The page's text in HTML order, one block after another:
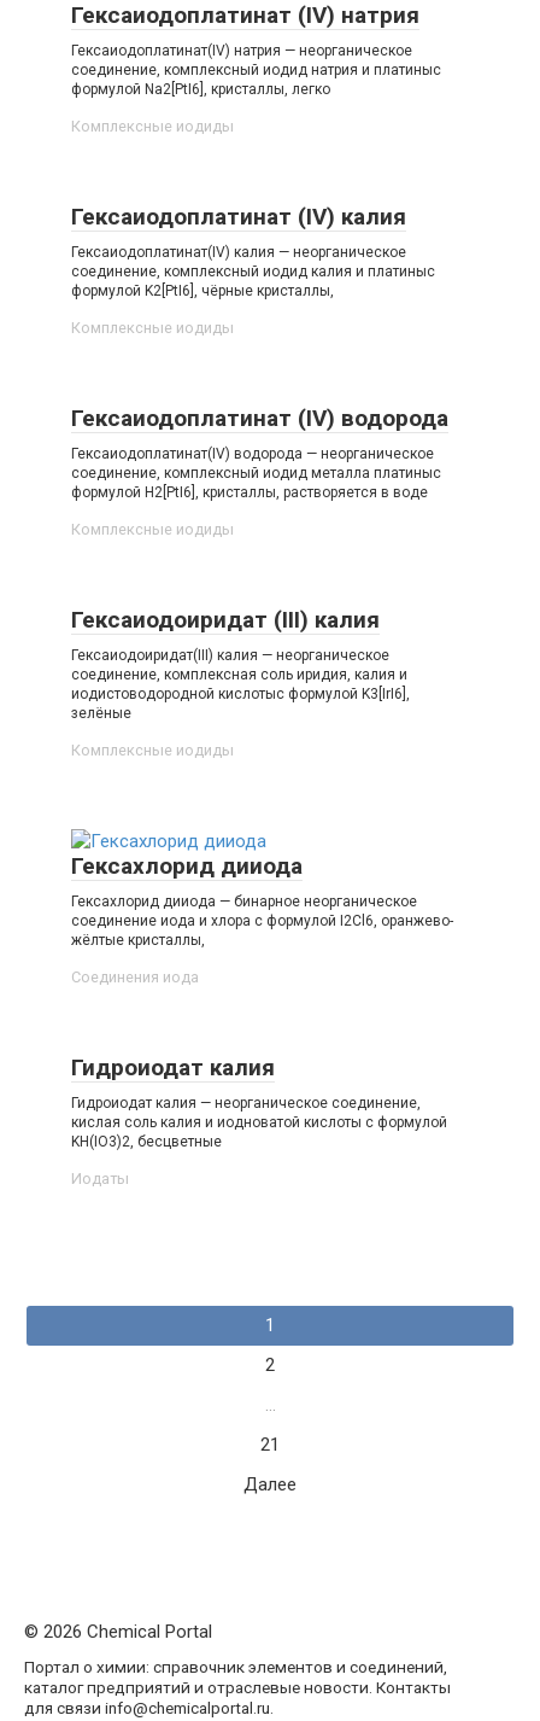
Гексаиодоплатинат (IV) натрия
Гексаиодоплатинат(IV) натрия — неорганическое
соединение, комплексный иодид натрия и платиныс
формулой Na2[PtI6], кристаллы, легко
Комплексные иодиды‎
Гексаиодоплатинат (IV) калия
Гексаиодоплатинат(IV) калия — неорганическое
соединение, комплексный иодид калия и платиныс
формулой K2[PtI6], чёрные кристаллы,
Комплексные иодиды‎
Гексаиодоплатинат (IV) водорода
Гексаиодоплатинат(IV) водорода — неорганическое
соединение, комплексный иодид металла платиныс
формулой H2[PtI6], кристаллы, растворяется в воде
Комплексные иодиды‎
Гексаиодоиридат (III) калия
Гексаиодоиридат(III) калия — неорганическое
соединение, комплексная соль иридия, калия и
иодистоводородной кислотыс формулой K3[IrI6],
зелёные
Комплексные иодиды‎
Гексахлорид дииода
Гексахлорид дииода — бинарное неорганическое
соединение иода и хлора с формулой I2Cl6, оранжево-
жёлтые кристаллы,
Соединения иода‎
Гидроиодат калия
Гидроиодат калия — неорганическое соединение,
кислая соль калия и иодноватой кислоты с формулой
KH(IO3)2, бесцветные
Иодаты‎
по
1
2
…
21
Далее
© 2026 Chemical Portal
Портал о химии: справочник элементов и соединений,
каталог предприятий и отраслевые новости. Контакты
для связи info@chemicalportal.ru.